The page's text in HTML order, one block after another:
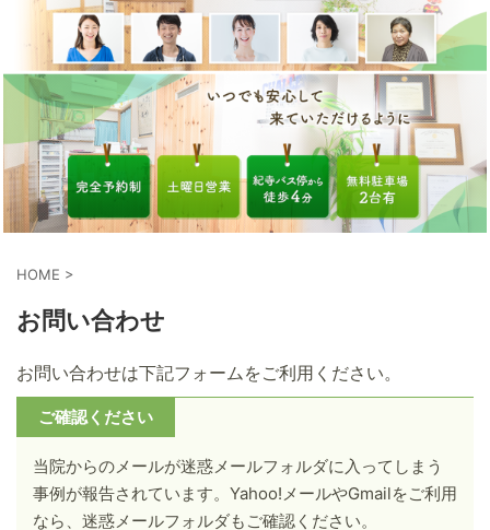
HOME >
お問い合わせ
お問い合わせは下記フォームをご利用ください。
ご確認ください
当院からのメールが迷惑メールフォルダに入ってしまう
事例が報告されています。Yahoo!メールやGmailをご利用
なら、迷惑メールフォルダもご確認ください。